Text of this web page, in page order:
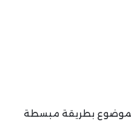
الموضوع بطريقة مبسطة